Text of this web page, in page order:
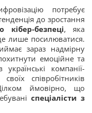
потребує
до зростання
кібер-безпеці, яка
лише посилюватися.
зараз надмірну
емоційне та
компанії-
співробітників
ймовірно, що
спеціалісти з